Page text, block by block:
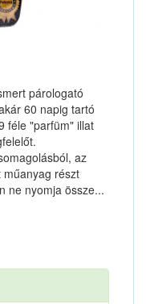
párologató
60 napig tartó
féle "parfüm" illat
az
részt
ne nyomja össze...